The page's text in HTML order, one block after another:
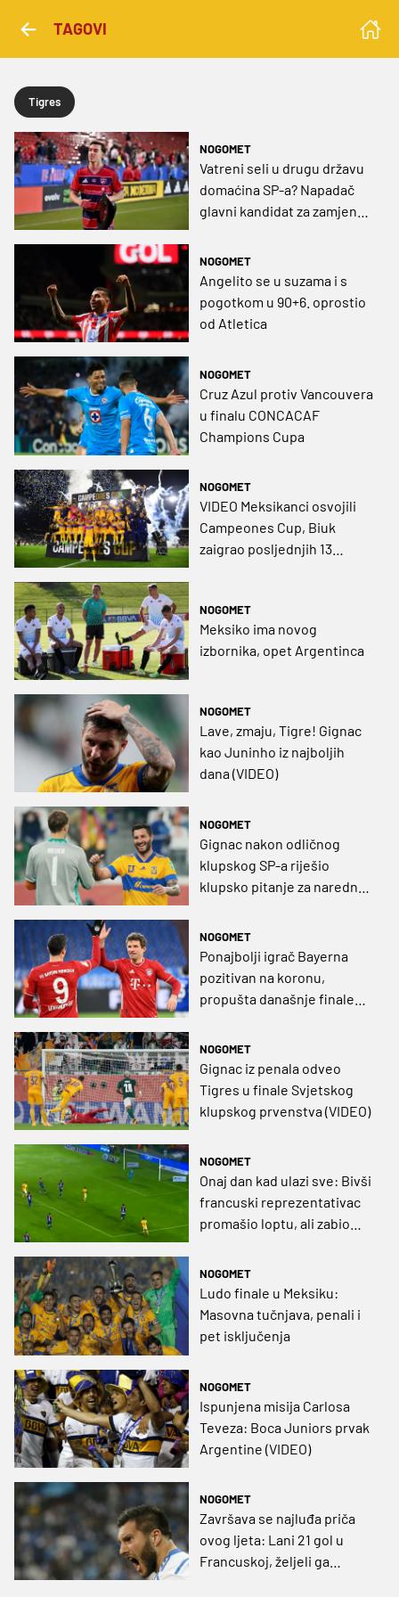
TAGOVI
Tigres
NOGOMET
Vatreni seli u drugu državu
domaćina SP-a? Napadač
glavni kandidat za zamjenu
NOGOMET
Angelito se u suzama i s
pogotkom u 90+6. oprostio
od Atletica
NOGOMET
Cruz Azul protiv Vancouvera
u finalu CONCACAF
Champions Cupa
NOGOMET
VIDEO Meksikanci osvojili
Campeones Cup, Biuk
zaigrao posljednjih 13
NOGOMET
Meksiko ima novog
izbornika, opet Argentinca
NOGOMET
Lave, zmaju, Tigre! Gignac
kao Juninho iz najboljih
dana (VIDEO)
NOGOMET
Gignac nakon odličnog
klupskog SP-a riješio
klupsko pitanje za naredne
NOGOMET
Ponajbolji igrač Bayerna
pozitivan na koronu,
propušta današnje finale
NOGOMET
Gignac iz penala odveo
Tigres u finale Svjetskog
klupskog prvenstva (VIDEO)
NOGOMET
Onaj dan kad ulazi sve: Bivši
francuski reprezentativac
promašio loptu, ali zabio
NOGOMET
Ludo finale u Meksiku:
Masovna tučnjava, penali i
pet isključenja
NOGOMET
Ispunjena misija Carlosa
Teveza: Boca Juniors prvak
Argentine (VIDEO)
NOGOMET
Završava se najluđa priča
ovog ljeta: Lani 21 gol u
Francuskoj, željeli ga